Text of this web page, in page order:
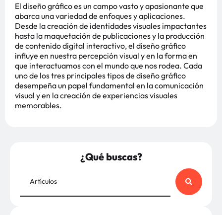
El diseño gráfico es un campo vasto y apasionante que
abarca una variedad de enfoques y aplicaciones.
Desde la creación de identidades visuales impactantes
hasta la maquetación de publicaciones y la producción
de contenido digital interactivo, el diseño gráfico
influye en nuestra percepción visual y en la forma en
que interactuamos con el mundo que nos rodea. Cada
uno de los tres principales tipos de diseño gráfico
desempeña un papel fundamental en la comunicación
visual y en la creación de experiencias visuales
memorables.
¿Qué buscas?